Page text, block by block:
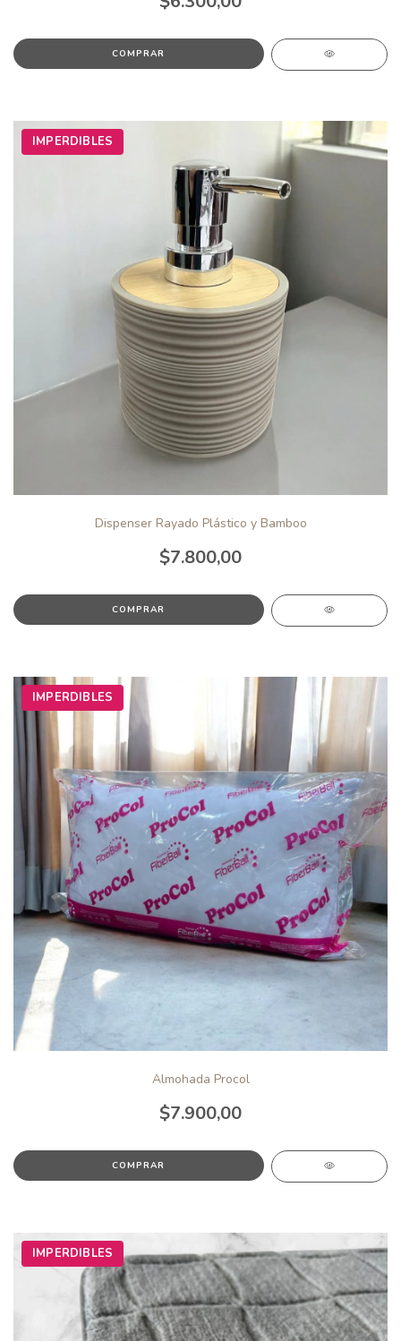
IMPERDIBLES
Dispenser Rayado Plástico y Bamboo
$7.800,00
IMPERDIBLES
Almohada Procol
$7.900,00
IMPERDIBLES